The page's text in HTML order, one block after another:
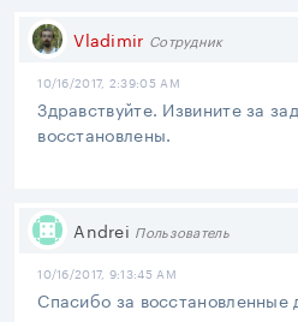
Vladimir Сотрудник
10/16/2017, 2:39:05 AM
Здравствуйте. Извините за
восстановлены.
Andrei Пользователь
10/16/2017, 9:13:45 AM
Спасибо за восстановленные